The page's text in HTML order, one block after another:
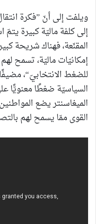
ويلفت إلى أنّ ”فكرة
إلى كلفة ماليّة كبيرة
المقنّعة، فهناك شريحة
إمكانيّات ماليّة، تسمح
للضغط الانتخابيّ“،
السياسيّة ضغطًا معنويًّا
الميغاسنتر يضع
القوى ممّا يسمح لهم